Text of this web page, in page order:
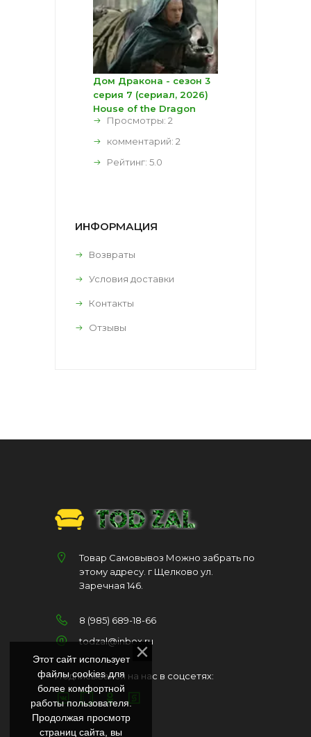
Дом Дракона - сезон 3
серия 7 (сериал, 2026)
House of the Dragon
Просмотры: 2
комментарий: 2
Рейтинг: 5.0
ИНФОРМАЦИЯ
Возвраты
Условия доставки
Контакты
Отзывы
Товар Самовывоз Можно забрать по
этому адресу. г Щелково ул.
Заречная 146.
8 (985) 689-18-66
todzal@inbox.ru
Подписывайся на нас в соцсетях:
Этот сайт использует
файлы cookies для
более комфортной
работы пользователя.
Продолжая просмотр
страниц сайта, вы